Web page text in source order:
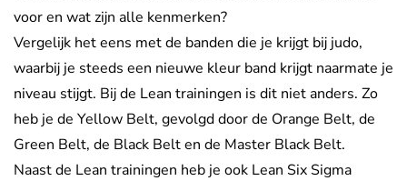
voor en wat zijn alle kenmerken?
Vergelijk het eens met de banden die je krijgt bij judo,
waarbij je steeds een nieuwe kleur band krijgt naarmate je
niveau stijgt. Bij de Lean trainingen is dit niet anders. Zo
heb je de Yellow Belt, gevolgd door de Orange Belt, de
Green Belt, de Black Belt en de Master Black Belt.
Naast de Lean trainingen heb je ook Lean Six Sigma